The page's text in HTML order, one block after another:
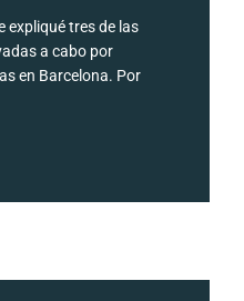
expliqué tres de las
a cabo por
en Barcelona. Por